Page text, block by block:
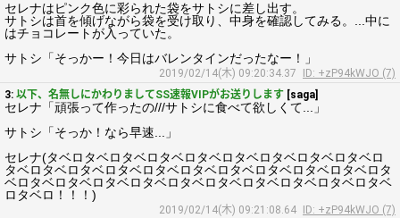
セレナはピンク色に彩られた袋をサトシに差し出す。
サトシは首を傾げながら袋を受け取り、中身を確認してみる。...中に
はチョコレートが入っていた。
サトシ「そっかー！今日はバレンタインだったなー！」
2019/02/14(木) 09:20:34.37
ID: +zP94kWJO (7)
3: 以下、名無しにかわりましてSS速報VIPがお送りします [saga]
セレナ「頑張って作ったの///サトシに食べて欲しくて...」
サトシ「そっか！なら早速...」
セレナ(タベロタベロタベロタベロタベロタベロタベロタベロタベロ
タベロタベロタベロタベロタベロタベロタベロタベロタベロタベロタ
ベロタベロタベロタベロタベロタベロタベロタベロタベロタベロタベ
ロタベロ！！！)
2019/02/14(木) 09:21:08.64
ID: +zP94kWJO (7)